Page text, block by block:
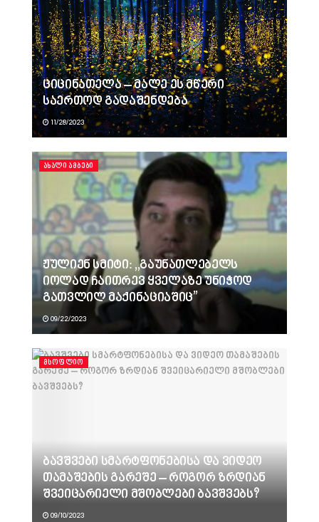
ციცინათელა – მალე ეს მწერი
საერთოდ გადაშენდება
11/28/2023
ᲐᲮᲐᲚᲘ ᲐᲛᲑᲔᲑᲘ
ჟულიენ სმიტი: ,,გაუნათლებელს
იოლად ჩაითრევ ყველაზე უნიჭოდ
გათვლილ მაქინაციაშიც”
09/22/2023
ᲛᲡᲝᲤᲚᲘᲝ
ბავშვები სმარტფონებისა და ვიდეო
თამაშების გარეშე – როგორ ზრდიან
შვეიცარიელი მშობლები ბავშვებს?
09/10/2023